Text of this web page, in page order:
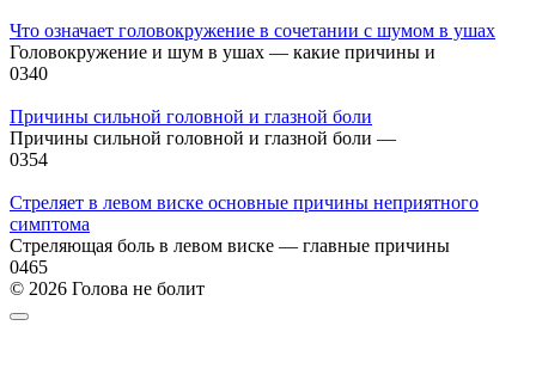
Что означает головокружение в сочетании с шумом в ушах
Головокружение и шум в ушах — какие причины и
0340
Причины сильной головной и глазной боли
Причины сильной головной и глазной боли —
0354
Стреляет в левом виске основные причины неприятного
симптома
Стреляющая боль в левом виске — главные причины
0465
© 2026 Голова не болит